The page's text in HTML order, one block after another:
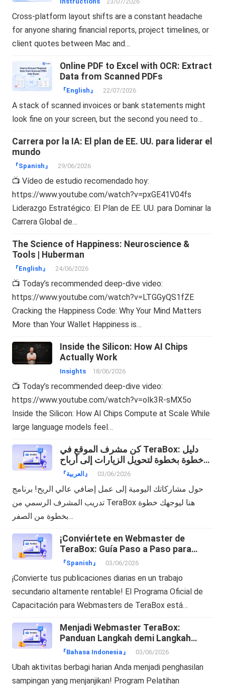
Cross-platform layout shifts are a constant headache
for anyone sharing financial reports, project timelines, or
client quotes between Mac and…
Online PDF to Excel with OCR: Extract
Data from Scanned PDFs
『English』 22/07/2026
A stack of scanned invoices or bank statements might
look fine on your screen, but the second you need to…
Carrera por la IA: El plan de EE. UU. para liderar el
mundo
『Spanish』 29/06/2026
📺 Vídeo de estudio recomendado hoy:
https://www.youtube.com/watch?v=pxGE41V04fs
Liderazgo Estratégico: El Plan de EE. UU. para Dominar la
Carrera Global de…
The Science of Happiness: Neuroscience &
Tools | Huberman
『English』 24/06/2026
📺 Today’s recommended deep-dive video:
https://www.youtube.com/watch?v=LTGGyQS1fZE
Cracking the Happiness Code: Why Your Mind Matters
More than Your Wallet Happiness is…
Inside the Silicon: How AI Chips
Actually Work
Insights 18/06/2026
📺 Today’s recommended deep-dive video:
https://www.youtube.com/watch?v=oIk3R-sMX5o
Inside the Silicon: How AI Chips Compute at Scale While
large language models feel…
كن مشرف الموقع في TeraBox: دليل
خطوة بخطوة لتحويل الزيارات إلى أرباح
『العربية』 03/06/2026
حول مشاركاتك اليومية إلى عمل إضافي عالي الربح! برنامج
تدريب المشرف الرسمي من TeraBox هنا ليوجهك خطوة
بخطوة من الصفر…
¡Conviértete en Webmaster de
TeraBox: Guía Paso a Paso para
Transformar tu Tráfico en Dinero!
『Spanish』 03/06/2026
¡Convierte tus publicaciones diarias en un trabajo
secundario altamente rentable! El Programa Oficial de
Capacitación para Webmasters de TeraBox está…
Menjadi Webmaster TeraBox:
Panduan Langkah demi Langkah
Mengubah Trafik Menjadi Cuan!
『Bahasa Indonesia』 03/06/2026
Ubah aktivitas berbagi harian Anda menjadi penghasilan
sampingan yang menjanjikan! Program Pelatihan